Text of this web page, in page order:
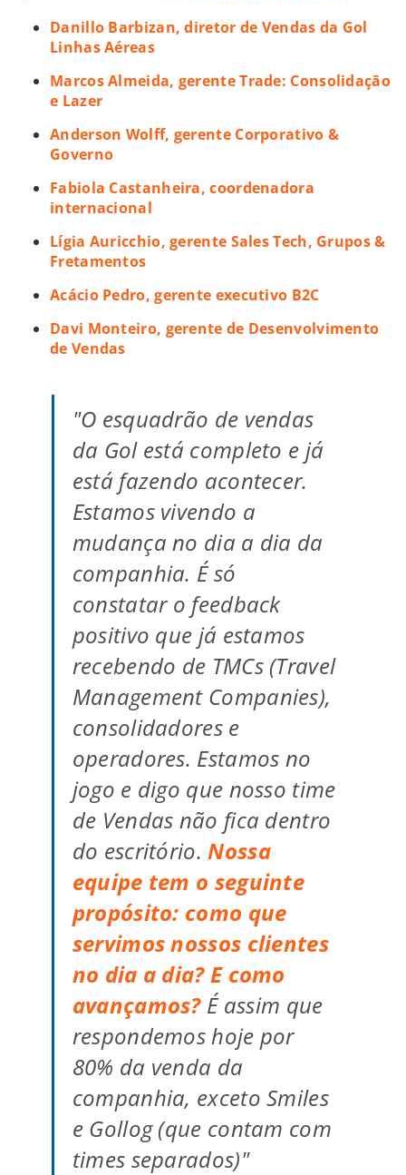
Danillo Barbizan, diretor de Vendas da Gol
Linhas Aéreas
Marcos Almeida, gerente Trade: Consolidação
e Lazer
Anderson Wolff, gerente Corporativo &
Governo
Fabiola Castanheira, coordenadora
internacional
Lígia Auricchio, gerente Sales Tech, Grupos &
Fretamentos
Acácio Pedro, gerente executivo B2C
Davi Monteiro, gerente de Desenvolvimento
de Vendas
"O esquadrão de vendas
da Gol está completo e já
está fazendo acontecer.
Estamos vivendo a
mudança no dia a dia da
companhia. É só
constatar o feedback
positivo que já estamos
recebendo de TMCs (Travel
Management Companies),
consolidadores e
operadores. Estamos no
jogo e digo que nosso time
de Vendas não fica dentro
do escritório. Nossa
equipe tem o seguinte
propósito: como que
servimos nossos clientes
no dia a dia? E como
avançamos? É assim que
respondemos hoje por
80% da venda da
companhia, exceto Smiles
e Gollog (que contam com
times separados)"